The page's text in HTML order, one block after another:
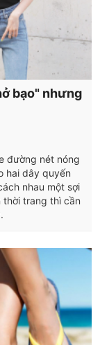
bạo" nhưng
đường nét nóng
hai dây quyến
nhau một sợi
trang thì cần